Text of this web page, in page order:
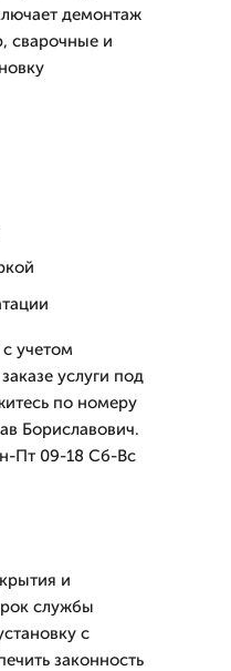
демонтаж
сварочные и
учетом
услуги под
по номеру
Бориславович.
Пт 09-18 Сб-Вс
и
службы
с
законность